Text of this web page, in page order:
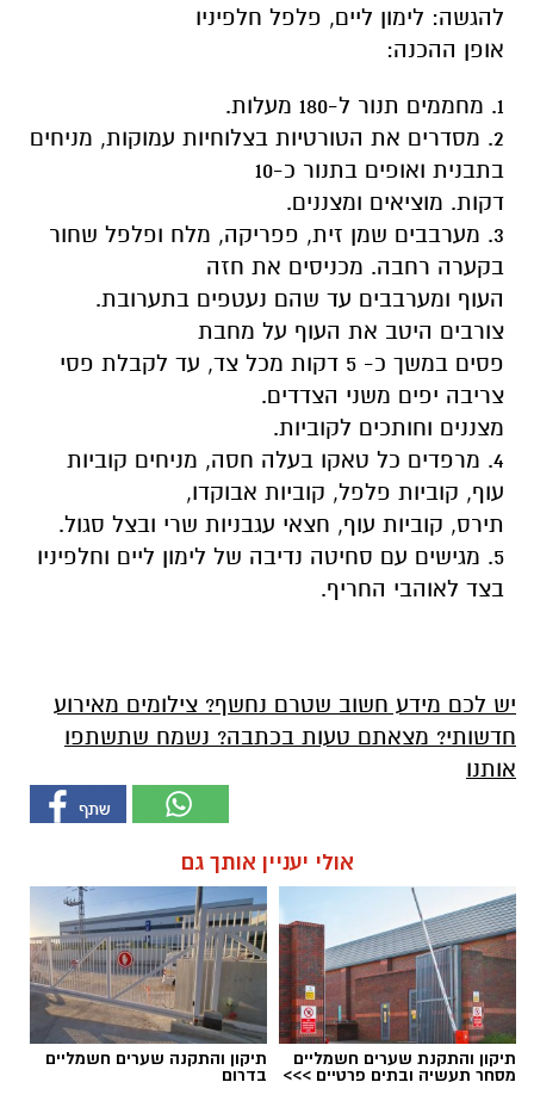
להגשה: לימון ליים, פלפל חלפיניו
אופן ההכנה:
1. מחממים תנור ל-180 מעלות.
2. מסדרים את הטורטיות בצלוחיות עמוקות, מניחים
בתבנית ואופים בתנור כ-10
דקות. מוציאים ומצננים.
3. מערבבים שמן זית, פפריקה, מלח ופלפל שחור
בקערה רחבה. מכניסים את חזה
העוף ומערבבים עד שהם נעטפים בתערובת.
צורבים היטב את העוף על מחבת
פסים במשך כ- 5 דקות מכל צד, עד לקבלת פסי
צריבה יפים משני הצדדים.
מצננים וחותכים לקוביות.
4. מרפדים כל טאקו בעלה חסה, מניחים קוביות
עוף, קוביות פלפל, קוביות אבוקדו,
תירס, קוביות עוף, חצאי עגבניות שרי ובצל סגול.
5. מגישים עם סחיטה נדיבה של לימון ליים וחלפיניו
בצד לאוהבי החריף.
יש לכם מידע חשוב שטרם נחשף? צילומים מאירוע
חדשותי? מצאתם טעות בכתבה? נשמח שתשתפו
אותנו
אולי יעניין אותך גם
תיקון והתקנת שערים חשמליים
מסחר תעשיה ובתים פרטיים >>>
תיקון והתקנה שערים חשמליים
בדרום